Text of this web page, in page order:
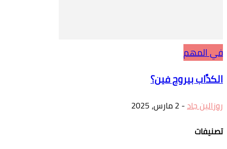
في المهم
الكدَّاب بيروح فين؟
روزالين جاد- 2 مارس، 2025
تصنيفات